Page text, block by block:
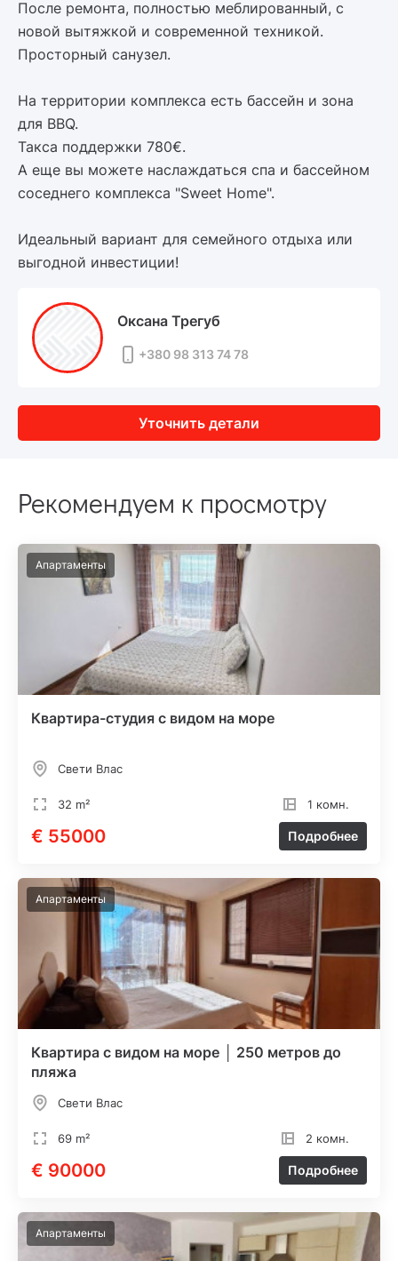
После ремонта, полностью меблированный, с
новой вытяжкой и современной техникой.
Просторный санузел.
На территории комплекса есть бассейн и зона
для BBQ.
Такса поддержки 780€.
А еще вы можете наслаждаться спа и бассейном
соседнего комплекса "Sweet Home".
Идеальный вариант для семейного отдыха или
выгодной инвестиции!
Оксана Трегуб
+380 98 313 74 78
Уточнить детали
Рекомендуем к просмотру
Апартаменты
Квартира-студия с видом на море
Свети Влас
32 m² 1 комн.
€ 55000 Подробнее
Апартаменты
Квартира с видом на море │ 250 метров до
пляжа
Свети Влас
69 m² 2 комн.
€ 90000 Подробнее
Апартаменты